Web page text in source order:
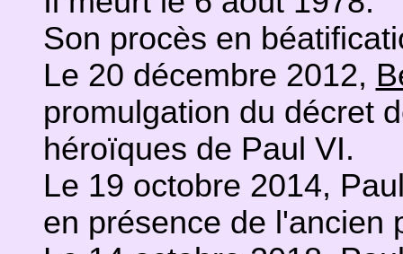
Son procès en
Le 20 décembre 2012,
promulgation du décret
héroïques de Paul VI.
Le 19 octobre 2014,
en présence de l'ancien